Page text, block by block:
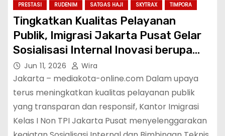
PRESTASI
RUDENIM SATGAS HAJI SKYTRAX TIMPORA
Tingkatkan Kualitas Pelayanan
Publik, Imigrasi Jakarta Pusat Gelar
Sosialisasi Internal Inovasi berupa
“Lapor Si Mayor”
Jun 11, 2026 Wira
Jakarta – mediakota-online.com Dalam upaya
terus meningkatkan kualitas pelayanan publik
yang transparan dan responsif, Kantor Imigrasi
Kelas I Non TPI Jakarta Pusat menyelenggarakan